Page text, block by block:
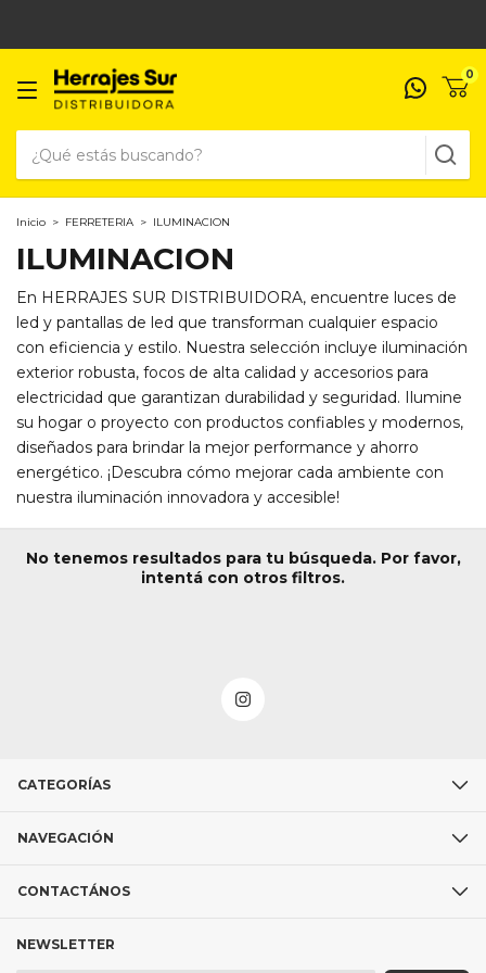
0
Inicio > FERRETERIA > ILUMINACION
ILUMINACION
En HERRAJES SUR DISTRIBUIDORA, encuentre luces de
led y pantallas de led que transforman cualquier espacio
con eficiencia y estilo. Nuestra selección incluye iluminación
exterior robusta, focos de alta calidad y accesorios para
electricidad que garantizan durabilidad y seguridad. Ilumine
su hogar o proyecto con productos confiables y modernos,
diseñados para brindar la mejor performance y ahorro
energético. ¡Descubra cómo mejorar cada ambiente con
nuestra iluminación innovadora y accesible!
No tenemos resultados para tu búsqueda. Por favor,
intentá con otros filtros.
CATEGORÍAS
NAVEGACIÓN
CONTACTÁNOS
NEWSLETTER